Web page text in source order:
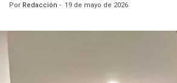
Por Redacción - 19 de mayo de 2026